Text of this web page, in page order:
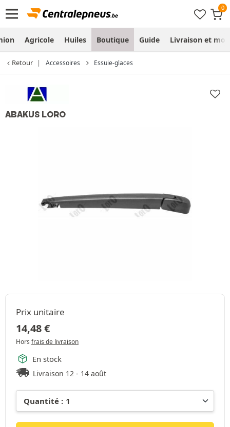
Agricole Huiles Boutique Guide Livraison et
Retour Accessoires Essuie-glaces
ABAKUS LORO
Prix unitaire
14,48€
Hors frais de livraison
En stock
Livraison 12 - 14 août